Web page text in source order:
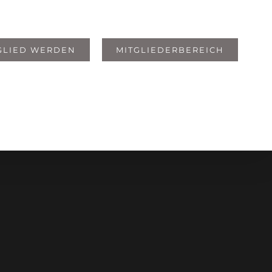
WERDEN MITGLIEDERBEREICH